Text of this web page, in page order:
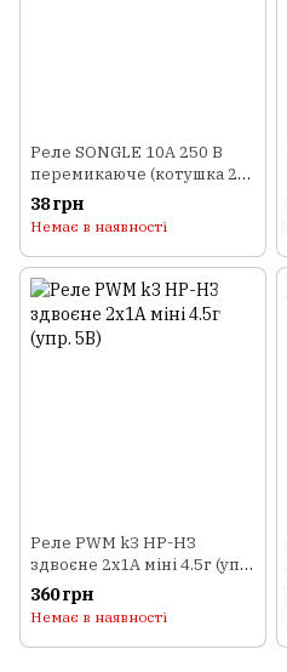
Реле SONGLE 10A 250 В
перемикаюче (котушка 24
В DC)
38 грн
Немає в наявності
Реле PWM k3 НР-НЗ
здвоєне 2x1А міні 4.5г (упр.
5В)
360 грн
Немає в наявності